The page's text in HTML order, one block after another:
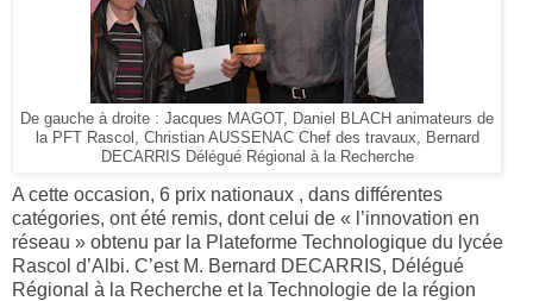
De gauche à droite : Jacques MAGOT, Daniel BLACH animateurs de
la PFT Rascol, Christian AUSSENAC Chef des travaux, Bernard
DECARRIS Délégué Régional à la Recherche
A cette occasion, 6 prix nationaux , dans différentes
catégories, ont été remis, dont celui de « l’innovation en
réseau » obtenu par la Plateforme Technologique du lycée
Rascol d’Albi. C’est M. Bernard DECARRIS, Délégué
Régional à la Recherche et la Technologie de la région